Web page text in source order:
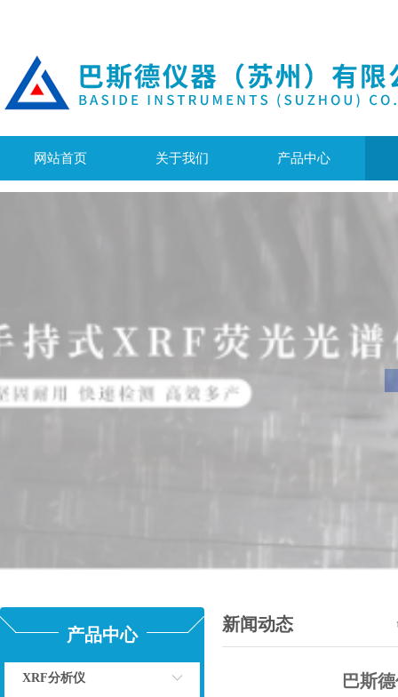
网站首页 关于我们 产品中心
产品中心
XRF分析仪
新闻动态
巴斯